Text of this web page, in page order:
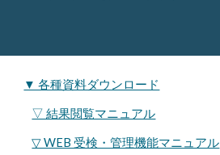
▼ 各種資料ダウンロード
▽ 結果閲覧マニュアル
▽ WEB 受検・管理機能マニュアル